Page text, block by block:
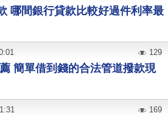
哪間銀行貸款比較好過件利率最
簡單借到錢的合法管道撥款現
129
169